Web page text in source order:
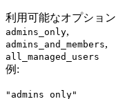
利用可能なオプション
admins_only,
admins_and_members,
all_managed_users
例 :
"admins_only"